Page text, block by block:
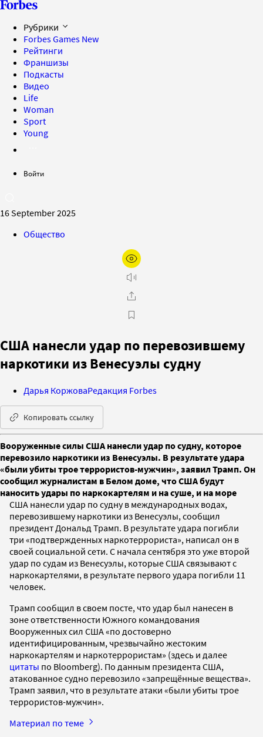
Рубрики
Forbes Games New
Рейтинги
Франшизы
Подкасты
Видео
Life
Woman
Sport
Young
Войти
16 September 2025
Общество
США нанесли удар по перевозившему
наркотики из Венесуэлы судну
Дарья КоржоваРедакция Forbes
Копировать ссылку
Вооруженные силы США нанесли удар по судну, которое
перевозило наркотики из Венесуэлы. В результате удара
«были убиты трое террористов-мужчин», заявил Трамп. Он
сообщил журналистам в Белом доме, что США будут
наносить удары по наркокартелям и на суше, и на море
США нанесли удар по судну в международных водах,
перевозившему наркотики из Венесуэлы, сообщил
президент Дональд Трамп. В результате удара погибли
три «подтвержденных наркотеррориста», написал он в
своей социальной сети. С начала сентября это уже второй
удар по судам из Венесуэлы, которые США связывают с
наркокартелями, в результате первого удара погибли 11
человек.
Трамп сообщил в своем посте, что удар был нанесен в
зоне ответственности Южного командования
Вооруженных сил США «по достоверно
идентифицированным, чрезвычайно жестоким
наркокартелям и наркотеррористам» (здесь и далее
цитаты по Bloomberg). По данным президента США,
атакованное судно перевозило «запрещённые вещества».
Трамп заявил, что в результате атаки «были убиты трое
террористов-мужчин».
Материал по теме